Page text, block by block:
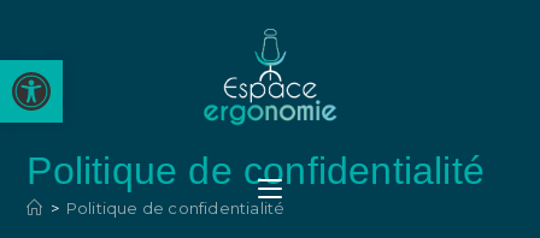
Ouvrir la barre d’outils
Politique de confidentialité
> Politique de confidentialité